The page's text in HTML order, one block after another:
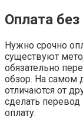
Оплата
Нужно срочно
существуют
обязательно
обзор. На самом
отличаются от
сделать перевод
оплату.